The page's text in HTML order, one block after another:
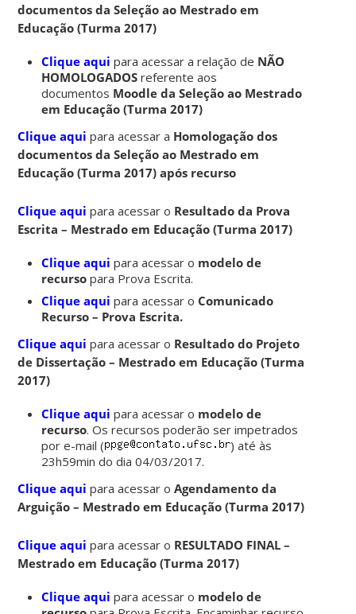
documentos da Seleção ao Mestrado em
Educação (Turma 2017)
Clique aqui para acessar a relação de NÃO
HOMOLOGADOS referente aos
documentos Moodle da Seleção ao Mestrado
em Educação (Turma 2017)
Clique aqui para acessar a Homologação dos
documentos da Seleção ao Mestrado em
Educação (Turma 2017) após recurso
Clique aqui para acessar o Resultado da Prova
Escrita – Mestrado em Educação (Turma 2017)
Clique aqui para acessar o modelo de
recurso para Prova Escrita.
Clique aqui para acessar o Comunicado
Recurso – Prova Escrita.
Clique aqui para acessar o Resultado do Projeto
de Dissertação – Mestrado em Educação (Turma
2017)
Clique aqui para acessar o modelo de
recurso. Os recursos poderão ser impetrados
por e-mail (
) até às
23h59min do dia 04/03/2017.
Clique aqui para acessar oAgendamento da
Arguição – Mestrado em Educação (Turma 2017)
Clique aqui para acessar o RESULTADO FINAL –
Mestrado em Educação (Turma 2017)
Clique aqui para acessar o modelo de